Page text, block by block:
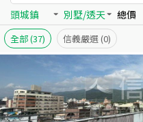
頭城鎮 別墅/透天 總價
全部(37) 信義嚴選 (0)